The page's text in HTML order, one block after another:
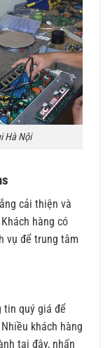
Hà Nội
cải thiện và
hàng có
vụ để trung tâm
tin quý giá để
khách hàng
tại đây, nhấn